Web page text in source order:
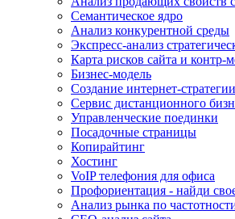
Семантическое ядро
Анализ конкурентной среды
Экспресс-анализ
Карта рисков сайта и контр-
Бизнес-модель
Создание интернет-стратегии
Сервис дистанционного
Управленческие поединки
Посадочные страницы
Копирайтинг
Хостинг
VoIP телефония для офиса
Профориентация - найди
Анализ рынка по